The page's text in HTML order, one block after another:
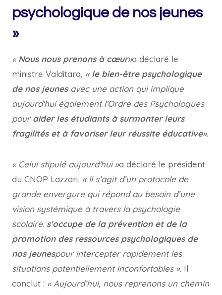
psychologique de nos jeunes
»
« Nous nous prenons à cœur»a déclaré le
ministre Valditara, « le bien-être psychologique
de nos jeunesavec une action qui implique
aujourd'hui également l'Ordre des Psychologues
pouraider les étudiants à surmonter leurs
fragilités et à favoriser leur réussite éducative».
« Celui stipulé aujourd'hui »a déclaré le président
du CNOP Lazzari, « Il s’agit d’un protocole de
grande envergure qui répond au besoin d’une
vision systémique à travers la psychologie
scolaire. s'occupe de la prévention et de la
promotion des ressources psychologiques de
nos jeunespour intercepter rapidement les
situations potentiellement inconfortables ». Il
conclut : « Aujourd’hui, nous reprenons un chemin